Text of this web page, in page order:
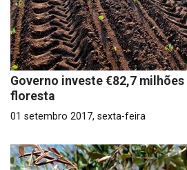
Governo investe €82,7
floresta
01 setembro 2017, sexta-feira